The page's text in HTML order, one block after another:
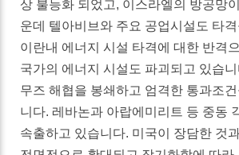
상 불능화 되었고, 이스라엘의 방공망
운데 텔아비브와 주요 공업시설도 타
이란내 에너지 시설 타격에 대한 반격
국가의 에너지 시설도 파괴되고 있습
무즈 해협을 봉쇄하고 엄격한 통과조
니다. 레바논과 아랍에미리트 등 중동
속출하고 있습니다. 미국이 장담한 것